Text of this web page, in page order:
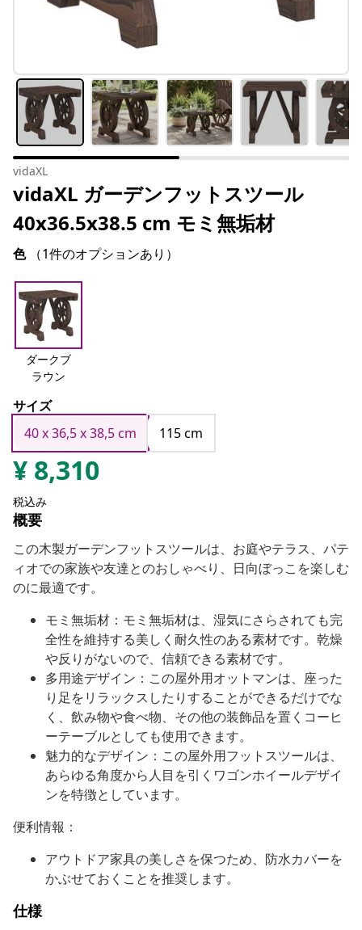
vidaXL
vidaXL ガーデンフットスツール
40x36.5x38.5 cm モミ無垢材
色 （1件のオプションあり）
ダークブ
ラウン
サイズ
40 x 36,5 x 38,5 cm
115 cm
¥ 8,310
税込み
概要
この木製ガーデンフットスツールは、お庭やテラス、パテ
ィオでの家族や友達とのおしゃべり、日向ぼっこを楽しむ
のに最適です。
モミ無垢材：モミ無垢材は、湿気にさらされても完
全性を維持する美しく耐久性のある素材です。乾燥
や反りがないので、信頼できる素材です。
多用途デザイン：この屋外用オットマンは、座った
り足をリラックスしたりすることができるだけでな
く、飲み物や食べ物、その他の装飾品を置くコーヒ
ーテーブルとしても使用できます。
魅力的なデザイン：この屋外用フットスツールは、
あらゆる角度から人目を引くワゴンホイールデザイ
ンを特徴としています。
便利情報：
アウトドア家具の美しさを保つため、防水カバーを
かぶせておくことを推奨します。
仕様